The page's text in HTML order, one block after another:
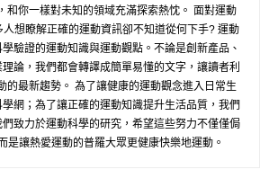
和你一樣對未知的領域充滿探索熱忱。 面對運動
想瞭解正確的運動資訊卻不知道從何下手? 運動
驗證的運動知識與運動觀點。不論是創新產品、
論，我們都會轉譯成簡單易懂的文字，讓讀者利
的最新趨勢。 為了讓健康的運動觀念進入日常生
網；為了讓正確的運動知識提升生活品質，我們
致力於運動科學的研究，希望這些努力不僅僅侷
是讓熱愛運動的普羅大眾更健康快樂地運動。